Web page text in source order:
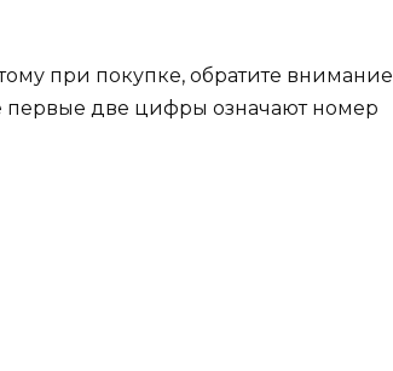
при покупке, обратите внимание
первые две цифры означают номер